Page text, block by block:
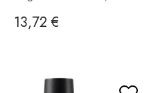
SORRY
13,72 €